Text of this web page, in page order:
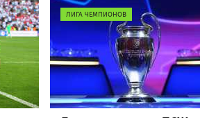
ЛИГА ЧЕМПИОНОВ